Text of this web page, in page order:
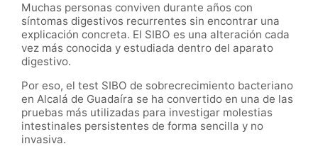
Muchas personas conviven durante años con
síntomas digestivos recurrentes sin encontrar una
explicación concreta. El SIBO es una alteración cada
vez más conocida y estudiada dentro del aparato
digestivo.
Por eso, el test SIBO de sobrecrecimiento bacteriano
en Alcalá de Guadaíra se ha convertido en una de las
pruebas más utilizadas para investigar molestias
intestinales persistentes de forma sencilla y no
invasiva.